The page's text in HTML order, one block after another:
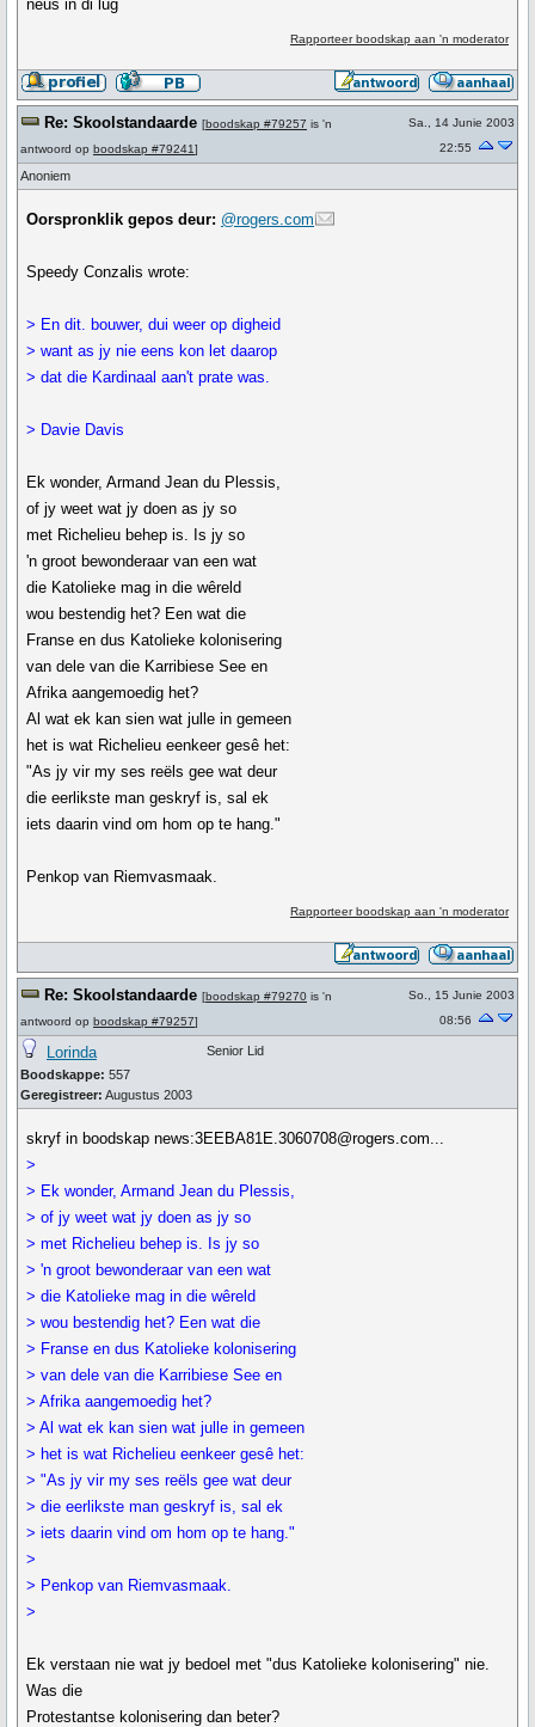
neus in di lug
Rapporteer boodskap aan 'n moderator
Re: Skoolstandaarde [boodskap #79257 is 'n
antwoord op boodskap #79241]
Sa., 14 Junie 2003
22:55
Anoniem
Oorspronklik gepos deur: @rogers.com
Speedy Conzalis wrote:
> En dit. bouwer, dui weer op digheid
> want as jy nie eens kon let daarop
> dat die Kardinaal aan't prate was.
> Davie Davis
Ek wonder, Armand Jean du Plessis,
of jy weet wat jy doen as jy so
met Richelieu behep is. Is jy so
'n groot bewonderaar van een wat
die Katolieke mag in die wêreld
wou bestendig het? Een wat die
Franse en dus Katolieke kolonisering
van dele van die Karribiese See en
Afrika aangemoedig het?
Al wat ek kan sien wat julle in gemeen
het is wat Richelieu eenkeer gesê het:
"As jy vir my ses reëls gee wat deur
die eerlikste man geskryf is, sal ek
iets daarin vind om hom op te hang."
Penkop van Riemvasmaak.
Rapporteer boodskap aan 'n moderator
Re: Skoolstandaarde [boodskap #79270 is 'n
antwoord op boodskap #79257]
So., 15 Junie 2003
08:56
Lorinda
Boodskappe: 557
Geregistreer: Augustus 2003
Senior Lid
skryf in boodskap news:3EEBA81E.3060708@rogers.com...
>
> Ek wonder, Armand Jean du Plessis,
> of jy weet wat jy doen as jy so
> met Richelieu behep is. Is jy so
> 'n groot bewonderaar van een wat
> die Katolieke mag in die wêreld
> wou bestendig het? Een wat die
> Franse en dus Katolieke kolonisering
> van dele van die Karribiese See en
> Afrika aangemoedig het?
> Al wat ek kan sien wat julle in gemeen
> het is wat Richelieu eenkeer gesê het:
> "As jy vir my ses reëls gee wat deur
> die eerlikste man geskryf is, sal ek
> iets daarin vind om hom op te hang."
>
> Penkop van Riemvasmaak.
>
Ek verstaan nie wat jy bedoel met "dus Katolieke kolonisering" nie.
Was die
Protestantse kolonisering dan beter?